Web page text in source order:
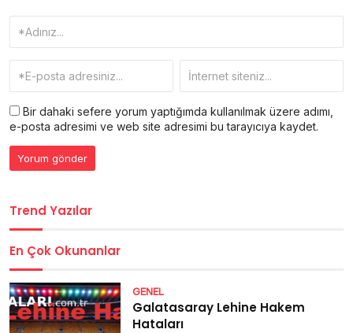
Bir dahaki sefere yorum yaptığımda kullanılmak üzere adımı,
e-posta adresimi ve web site adresimi bu tarayıcıya kaydet.
Trend Yazılar
En Çok Okunanlar
GENEL
Galatasaray Lehine Hakem
Hataları